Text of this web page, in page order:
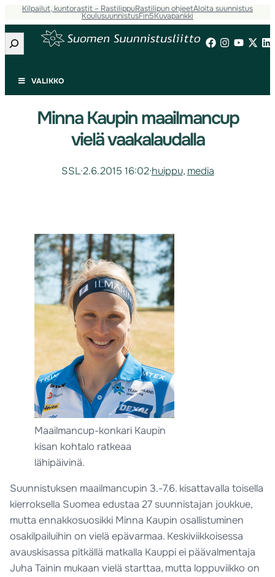
Kilpailut, kuntorastit – RastilippuRastilipun ohjeetAloita suunnistus
KoulusuunnistusFin5Kuvapankki
Etsi
VALIKKO
Minna Kaupin maailmancup
vielä vaakalaudalla
SSL·2.6.2015 16:02·huippu, media
Maailmancup-konkari Kaupin
kisan kohtalo ratkeaa
lähipäivinä.
Suunnistuksen maailmancupin 3.-7.6. kisattavalla toisella
kierroksella Suomea edustaa 27 suunnistajan joukkue,
mutta ennakkosuosikki Minna Kaupin osallistuminen
osakilpailuihin on vielä epävarmaa. Keskiviikkoisessa
avauskisassa pitkällä matkalla Kauppi ei päävalmentaja
Juha Tainin mukaan vielä starttaa, mutta loppuviikko on